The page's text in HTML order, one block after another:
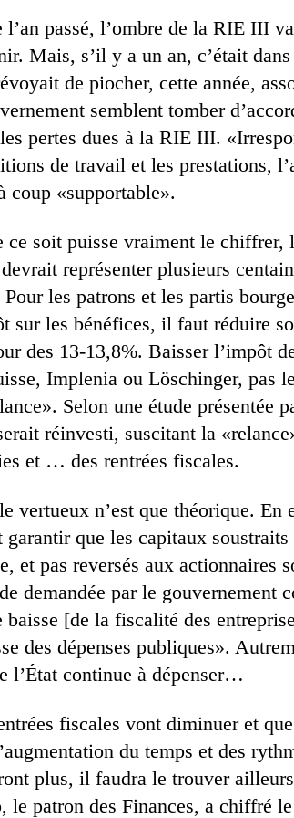
l’an passé, l’ombre de la RIE III
Mais, s’il y a un an, c’était
de piocher, cette année,
semblent tomber
pertes dues à la RIE III.
de travail et les prestations,
coup «supportable».
ce soit puisse vraiment le chiffrer,
représenter plusieurs
les patrons et les partis
sur les bénéfices, il faut réduire
des 13-13,8%. Baisser l’impôt
Implenia ou Löschinger, pas
Selon une étude présentée
réinvesti, suscitant la
et … des rentrées fiscales.
vertueux n’est que théorique. En
garantir que les capitaux
et pas reversés aux actionnaires
demandée par le gouvernement
baisse [de la fiscalité des
des dépenses publiques».
l’État continue à dépenser…
fiscales vont diminuer et
du temps et des
plus, il faudra le trouver
le patron des Finances, a chiffré